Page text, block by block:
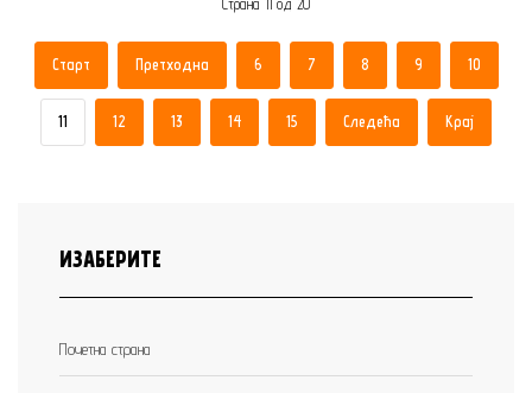
Страна 11 од 20
Старт Претходна 6 7 8 9 10
11 12 13 14 15 Следећа Крај
ИЗАБЕРИТЕ
Почетна страна